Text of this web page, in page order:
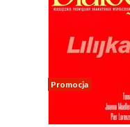
Promocja